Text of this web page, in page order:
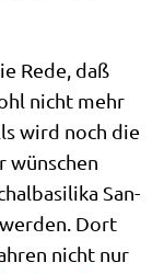
Rede, daß
nicht mehr
wird noch die
wün­schen
San­
Dort
nicht nur